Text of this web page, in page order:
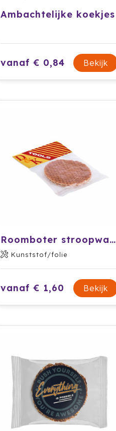
Ambachtelijke koekjes
vanaf € 0,84 Bekijk
Roomboter stroopwafel met kopkaartje
Kunststof/folie
vanaf € 1,60 Bekijk